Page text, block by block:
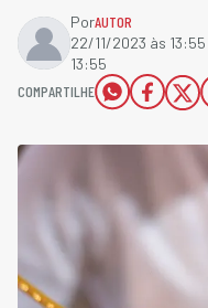
PorAUTOR
22/11/2023 às 13:55
13:55
COMPARTILHE